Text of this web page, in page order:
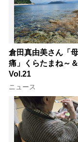
倉田真由美さん「
痛」くらたまね～
Vol.21
ニュース